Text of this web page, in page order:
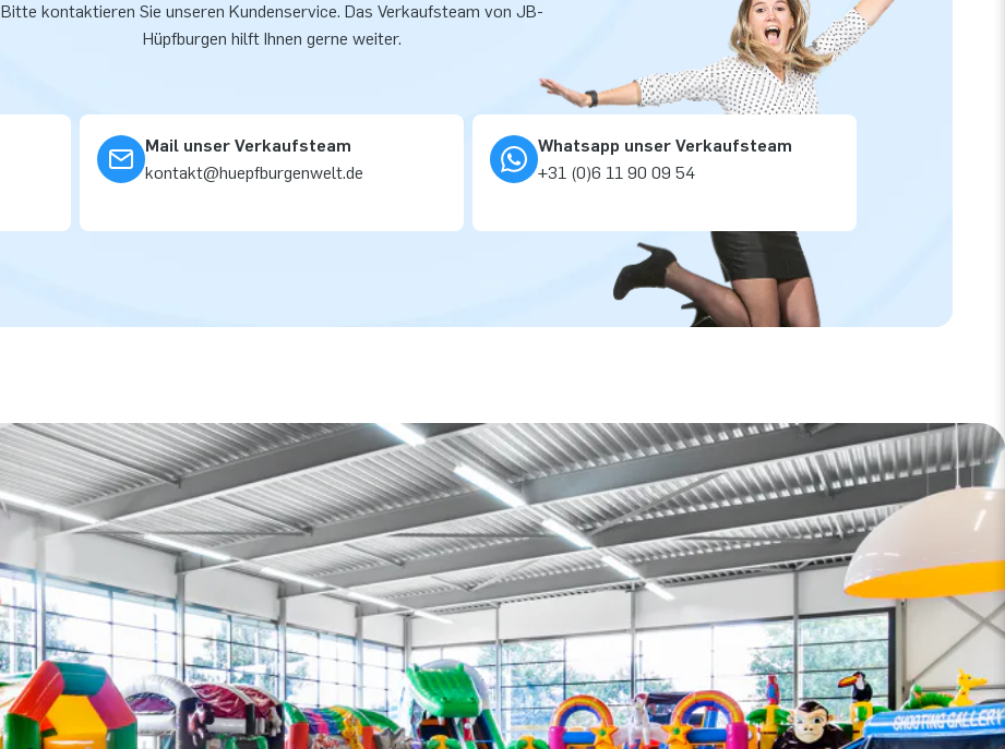
Bitte kontaktieren Sie unseren Kundenservice. Das Verkaufsteam von JB-
Hüpfburgen hilft Ihnen gerne weiter.
Mail unser Verkaufsteam
kontakt@huepfburgenwelt.de
Whatsapp unser Verkaufsteam
+31 (0)6 11 90 09 54